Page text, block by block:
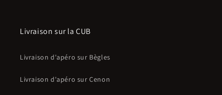
Livraison sur la CUB
Livraison d'apéro sur Bègles
Livraison d'apéro sur Cenon